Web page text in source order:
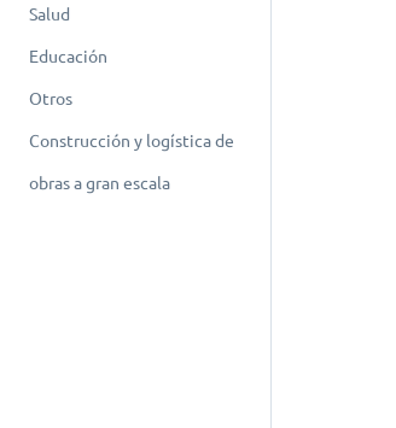
Salud
Educación
Otros
Construcción y logística de
obras a gran escala